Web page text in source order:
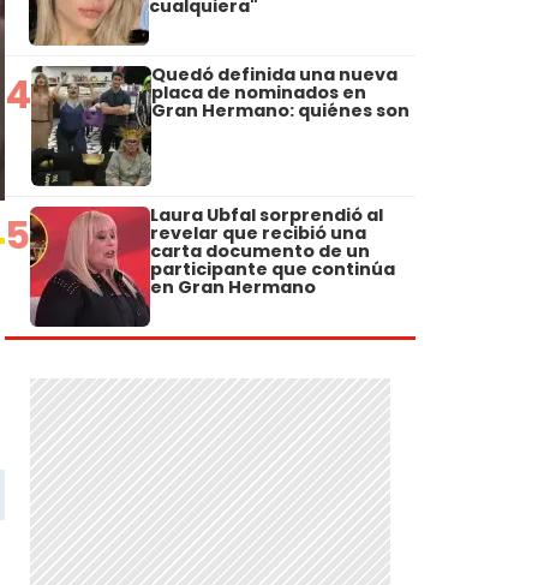
cualquiera"
4 Quedó definida una nueva
placa de nominados en
Gran Hermano: quiénes son
5 Laura Ubfal sorprendió al
revelar que recibió una
carta documento de un
participante que continúa
en Gran Hermano